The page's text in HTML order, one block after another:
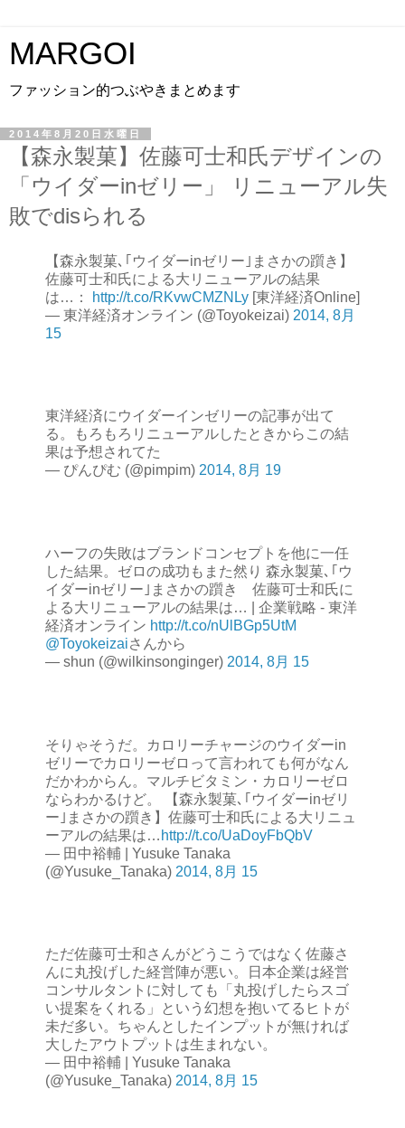
MARGOI
ファッション的つぶやきまとめます
2014年8月20日水曜日
【森永製菓】佐藤可士和氏デザインの
「ウイダーinゼリー」 リニューアル失
敗でdisられる
【森永製菓､｢ウイダーinゼリー｣まさかの躓き】
佐藤可士和氏による大リニューアルの結果
は…：
http://t.co/RKvwCMZNLy [東洋経済Online]
— 東洋経済オンライン (@Toyokeizai) 2014, 8月
15
東洋経済にウイダーインゼリーの記事が出て
る。もろもろリニューアルしたときからこの結
果は予想されてた
— ぴんぴむ (@pimpim) 2014, 8月 19
ハーフの失敗はブランドコンセプトを他に一任
した結果。ゼロの成功もまた然り 森永製菓､｢ウ
イダーinゼリー｣まさかの躓き 佐藤可士和氏に
よる大リニューアルの結果は… | 企業戦略 - 東洋
経済オンライン http://t.co/nUlBGp5UtM
@Toyokeizaiさんから
— shun (@wilkinsonginger) 2014, 8月 15
そりゃそうだ。カロリーチャージのウイダーin
ゼリーでカロリーゼロって言われても何がなん
だかわからん。マルチビタミン・カロリーゼロ
ならわかるけど。 【森永製菓､｢ウイダーinゼリ
ー｣まさかの躓き】佐藤可士和氏による大リニュ
ーアルの結果は… http://t.co/UaDoyFbQbV
— 田中裕輔 | Yusuke Tanaka
(@Yusuke_Tanaka) 2014, 8月 15
ただ佐藤可士和さんがどうこうではなく佐藤さ
んに丸投げした経営陣が悪い。日本企業は経営
コンサルタントに対しても「丸投げしたらスゴ
い提案をくれる」という幻想を抱いてるヒトが
未だ多い。ちゃんとしたインプットが無ければ
大したアウトプットは生まれない。
— 田中裕輔 | Yusuke Tanaka
(@Yusuke_Tanaka) 2014, 8月 15